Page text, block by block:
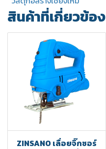
สินค้าที่เกี่ยวข้อง
ZINSANO เลื่อยจิ๊กซอร์